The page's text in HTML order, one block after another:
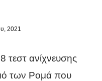
2021
τεστ ανίχνευσης
των Ρομά που